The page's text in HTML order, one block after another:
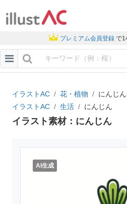
プレミアム会員登録 で
イラストAC 花・植物
にんじん
イラストAC
生活 にんじん
イラスト素材：にんじん
AI生成